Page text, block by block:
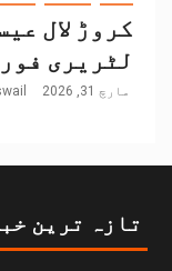
کروڑ لال
لٹریری
مارچ 31, 2026
تازہ ترین